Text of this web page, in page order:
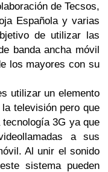
de Tecsos,
Española y varias
de utilizar las
banda ancha móvil
los mayores con su
utilizar un elemento
televisión pero que
3G ya que
a sus
Al unir el sonido
sistema pueden